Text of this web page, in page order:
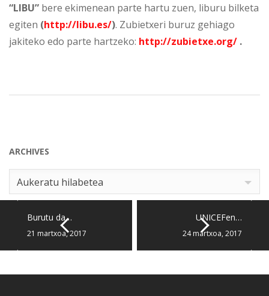
“LIBU” bere ekimenean parte hartu zuen, liburu bilketa
egiten (http://libu.es/). Zubietxeri buruz gehiago
jakiteko edo parte hartzeko: http://zubietxe.org/ .
ARCHIVES
Archives
Aukeratu hilabetea
Burutu da…
21 martxoa, 2017
UNICEFen…
24 martxoa, 2017